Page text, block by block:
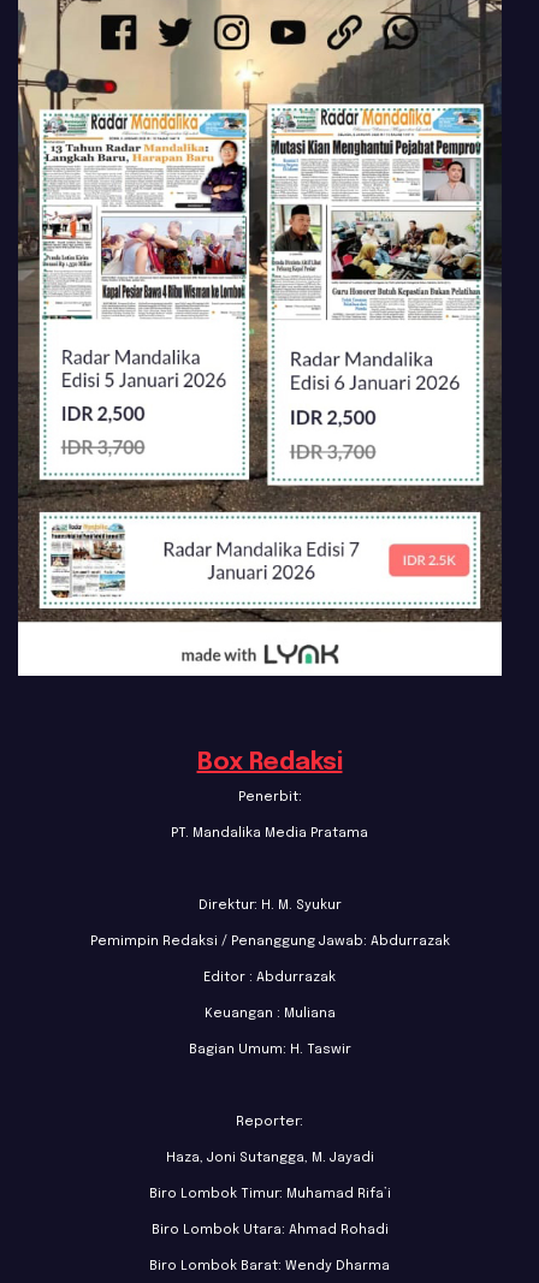
Box Redaksi
Penerbit:
PT. Mandalika Media Pratama
Direktur: H. M. Syukur
Pemimpin Redaksi / Penanggung Jawab: Abdurrazak
Editor : Abdurrazak
Keuangan : Muliana
Bagian Umum: H. Taswir
Reporter:
Haza, Joni Sutangga, M. Jayadi
Biro Lombok Timur: Muhamad Rifa’i
Biro Lombok Utara: Ahmad Rohadi
Biro Lombok Barat: Wendy Dharma